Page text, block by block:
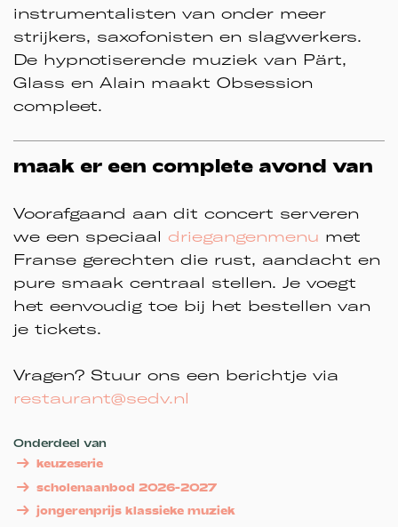
instrumentalisten van onder meer
strijkers, saxofonisten en slagwerkers.
De hypnotiserende muziek van Pärt,
Glass en Alain maakt Obsession
compleet.
maak er een complete avond van
Voorafgaand aan dit concert serveren
we een speciaal driegangenmenu met
Franse gerechten die rust, aandacht en
pure smaak centraal stellen. Je voegt
het eenvoudig toe bij het bestellen van
je tickets.
Vragen? Stuur ons een berichtje via
restaurant@sedv.nl
Onderdeel van
keuzeserie
scholenaanbod 2026-2027
jongerenprijs klassieke muziek